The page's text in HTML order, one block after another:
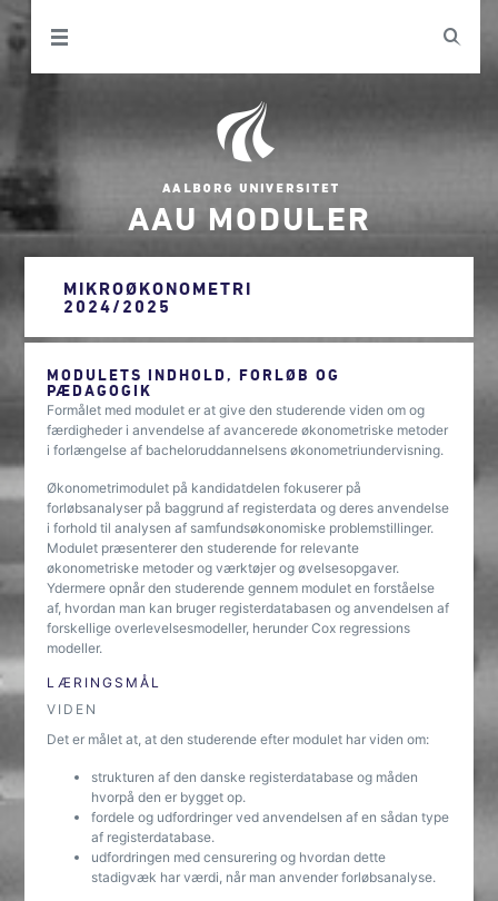
AAU MODULER
MIKROØKONOMETRI
2024/2025
MODULETS INDHOLD, FORLØB OG
PÆDAGOGIK
Formålet med modulet er at give den studerende viden om og
færdigheder i anvendelse af avancerede økonometriske metoder
i forlængelse af bacheloruddannelsens økonometriundervisning.
Økonometrimodulet på kandidatdelen fokuserer på
forløbsanalyser på baggrund af registerdata og deres anvendelse
i forhold til analysen af samfundsøkonomiske problemstillinger.
Modulet præsenterer den studerende for relevante
økonometriske metoder og værktøjer og øvelsesopgaver.
Ydermere opnår den studerende gennem modulet en forståelse
af, hvordan man kan bruger registerdatabasen og anvendelsen af
forskellige overlevelsesmodeller, herunder Cox regressions
modeller.
LÆRINGSMÅL
VIDEN
Det er målet at, at den studerende efter modulet har viden om:
strukturen af den danske registerdatabase og måden
hvorpå den er bygget op.
fordele og udfordringer ved anvendelsen af en sådan type
af registerdatabase.
udfordringen med censurering og hvordan dette
stadigvæk har værdi, når man anvender forløbsanalyse.